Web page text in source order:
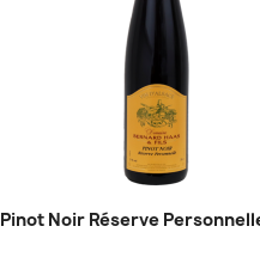
Pinot Noir Réserve